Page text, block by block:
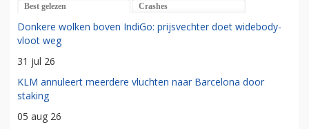
Best gelezen Crashes
Donkere wolken boven IndiGo: prijsvechter doet widebody-
vloot weg
31 jul 26
KLM annuleert meerdere vluchten naar Barcelona door
staking
05 aug 26